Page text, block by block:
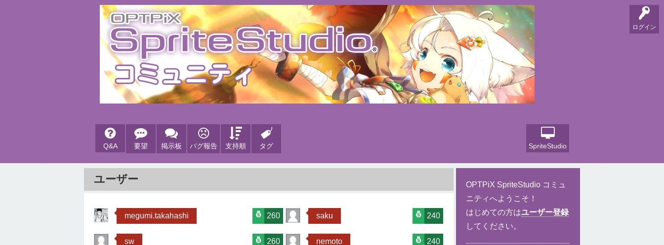
ログイン
Q&A 要望 掲示板 バグ報告 支持順 タグ SpriteStudio
ユーザー
megumi.takahashi 260 saku 240
sw 260 nemoto 240
OPTPiX SpriteStudio コミュ
ニティへようこそ！
はじめての方はユーザー登録
してください。